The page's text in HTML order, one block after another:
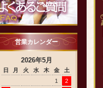
営業カレンダー
2026年5月
日 月 火 水 木 金
土
1
2